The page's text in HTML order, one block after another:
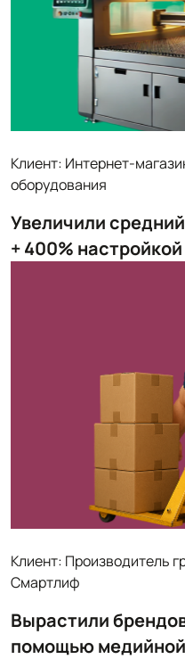
Клиент: Интернет-
оборудования
Увеличили средний
+ 400%
Клиент: Производитель
Смартлиф
Вырастили
помощью